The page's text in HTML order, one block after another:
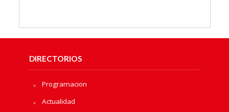
DIRECTORIOS
Programacion
Actualidad